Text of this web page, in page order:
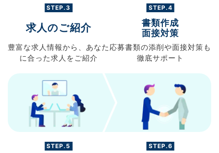
STEP.3
求人のご紹介
豊富な求人情報から、 あなた
に合った求人を ご紹介
STEP.4
書類作成
面接対策
応募書類の添削や面接対策も
徹底サポート
STEP.5 STEP.6